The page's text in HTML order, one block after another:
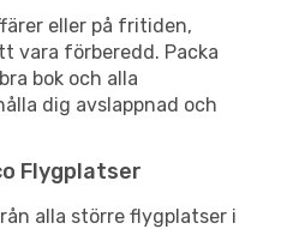
eller på fritiden,
vara förberedd. Packa
bok och alla
dig avslappnad och
Flygplatser
alla större flygplatser i